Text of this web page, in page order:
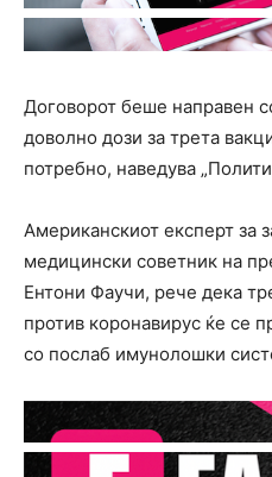
Договорот беше направен
доволно дози за трета
потребно, наведува
Американскиот експерт за
медицински советник на
Ентони Фаучи, рече дека
против коронавирус ќе се
со послаб имунолошки